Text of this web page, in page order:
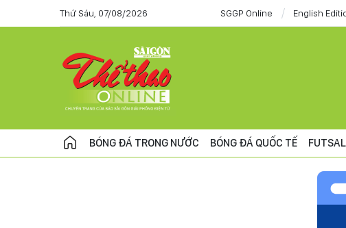
Thứ Sáu, 07/08/2026 SGGP Online English
BÓNG ĐÁ TRONG NƯỚC BÓNG ĐÁ QUỐC TẾ FUTSAL